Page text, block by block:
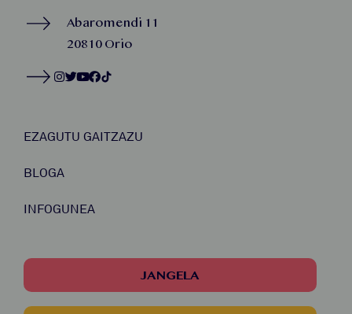
Abaromendi 11
20810 Orio
EZAGUTU GAITZAZU
BLOGA
INFOGUNEA
JANGELA